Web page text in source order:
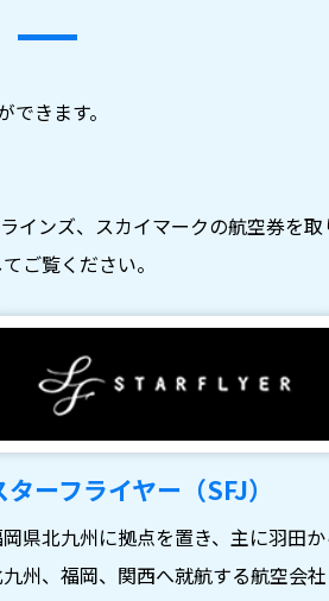
きます。
ンズ、スカイマークの航空券を取
ご覧ください。
ターフライヤー（SFJ）
県北九州に拠点を置き、主に羽田か
州、福岡、関西へ就航する航空会社